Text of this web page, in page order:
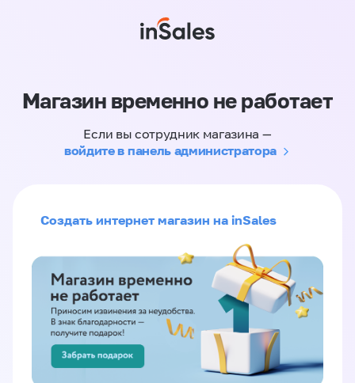
Магазин временно не работает
Если вы сотрудник магазина —
войдите в панель администратора
Создать интернет магазин на inSales